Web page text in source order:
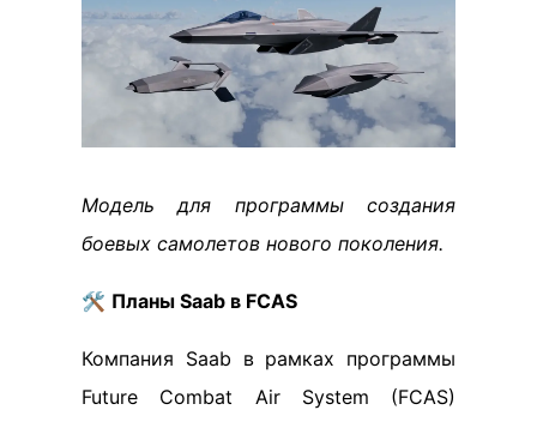
Модель для программы создания
боевых самолетов нового поколения.
🛠️ Планы Saab в FCAS
Компания Saab в рамках программы
Future Combat Air System (FCAS)